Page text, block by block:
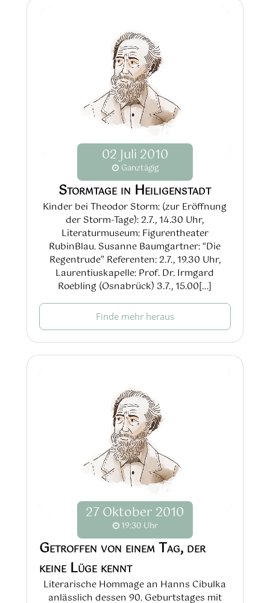
02 Juli 2010
Ganztägig
Stormtage in Heiligenstadt
Kinder bei Theodor Storm: (zur Eröffnung
der Storm-Tage): 2.7., 14.30 Uhr,
Literaturmuseum: Figurentheater
RubinBlau. Susanne Baumgartner: “Die
Regentrude” Referenten: 2.7., 19.30 Uhr,
Laurentiuskapelle: Prof. Dr. Irmgard
Roebling (Osnabrück) 3.7., 15.00[...]
Finde mehr heraus
27Oktober 2010
19:30 Uhr
Getroffen von einem Tag, der
keine Lüge kennt
Literarische Hommage an Hanns Cibulka
anlässlich dessen 90. Geburtstages mit